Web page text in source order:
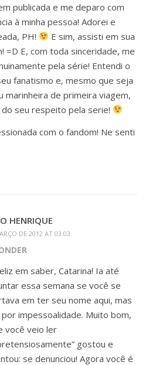
publicada e me deparo com
à minha pessoa! Adorei e
PH!
E sim, assisti em sua
=D E, com toda sinceridade, me
pela série! Entendi o
fanatismo e, mesmo que seja
marinheira de primeira viagem,
seu respeito pela serie!
com o fandom! Ne senti
HENRIQUE
DE 2012 AT 03:03
em saber, Catarina! Ia até
essa semana se você se
em ter seu nome aqui, mas
impessoalidade. Muito bom,
você veio ler
gostou e
se denunciou! Agora você é